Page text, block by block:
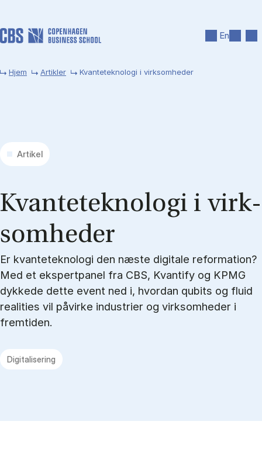
En
Hjem Artikler Kvanteteknologi i virksomheder
Artikel
Kvan­te­tek­no­lo­gi i virk­
som­he­der
Er kvanteteknologi den næste digitale reformation?
Med et ekspertpanel fra CBS, Kvantify og KPMG
dykkede dette event ned i, hvordan qubits og fluid
realities vil påvirke industrier og virksomheder i
fremtiden.
Digitalisering